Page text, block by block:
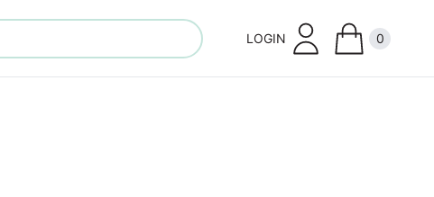
LOGIN 0